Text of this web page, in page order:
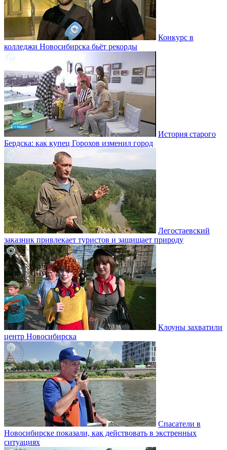
Конкурс в
колледжи Новосибирска бьёт рекорды
История старого
Бердска: как купец Горохов изменил город
Легостаевский
заказник привлекает туристов и защищает природу
Клоуны захватили
центр Новосибирска
Спасатели в
Новосибирске показали, как действовать в экстренных
ситуациях